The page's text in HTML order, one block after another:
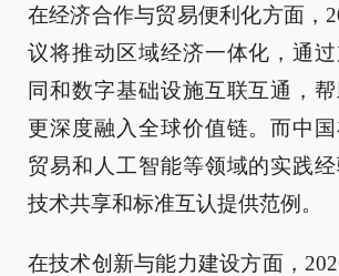
在经济合作与贸易便利化方面，
议将推动区域经济一体化，通
同和数字基础设施互联互通，
更深度融入全球价值链。而中
贸易和人工智能等领域的实践
技术共享和标准互认提供范例。
在技术创新与能力建设方面，